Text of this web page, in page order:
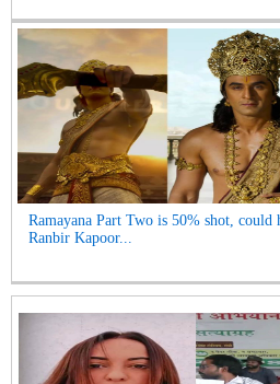
Ramayana Part Two is 50% shot, could
Ranbir Kapoor...